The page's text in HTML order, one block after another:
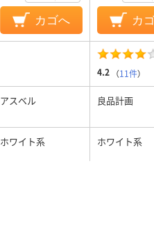
カゴへ カ
4.2 （11件）
アスベル 良品計画
ホワイト系 ホワイト系